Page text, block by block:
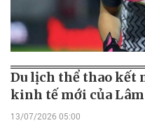
Du lịch thể thao kết
kinh tế mới của
13/07/2026 05:00